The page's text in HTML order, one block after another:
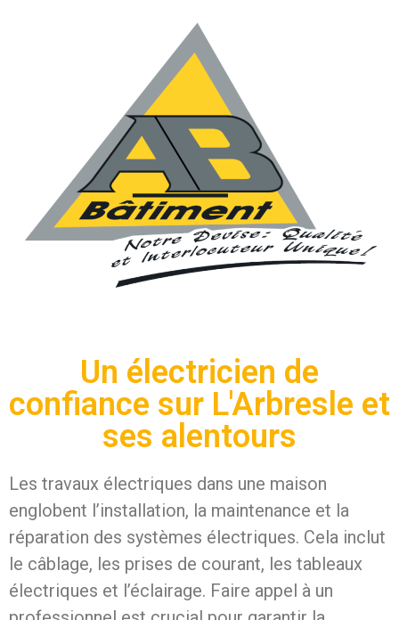
Un électricien de
confiance sur L'Arbresle et
ses alentours
Les travaux électriques dans une maison
englobent l’installation, la maintenance et la
réparation des systèmes électriques. Cela inclut
le câblage, les prises de courant, les tableaux
électriques et l’éclairage. Faire appel à un